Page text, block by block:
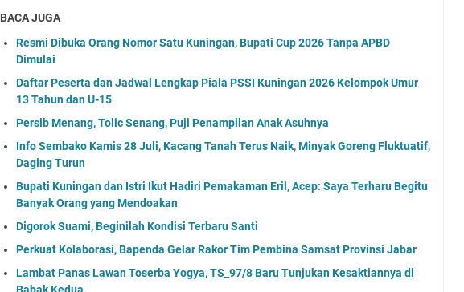
BACA JUGA
Resmi Dibuka Orang Nomor Satu Kuningan, Bupati Cup 2026 Tanpa APBD
Dimulai
Daftar Peserta dan Jadwal Lengkap Piala PSSI Kuningan 2026 Kelompok Umur
13 Tahun dan U-15
Persib Menang, Tolic Senang, Puji Penampilan Anak Asuhnya
Info Sembako Kamis 28 Juli, Kacang Tanah Terus Naik, Minyak Goreng Fluktuatif,
Daging Turun
Bupati Kuningan dan Istri Ikut Hadiri Pemakaman Eril, Acep: Saya Terharu Begitu
Banyak Orang yang Mendoakan
Digorok Suami, Beginilah Kondisi Terbaru Santi
Perkuat Kolaborasi, Bapenda Gelar Rakor Tim Pembina Samsat Provinsi Jabar
Lambat Panas Lawan Toserba Yogya, TS_97/8 Baru Tunjukan Kesaktiannya di
Babak Kedua